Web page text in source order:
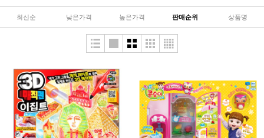
최신순 낮은가격 높은가격 판매순위 상품명